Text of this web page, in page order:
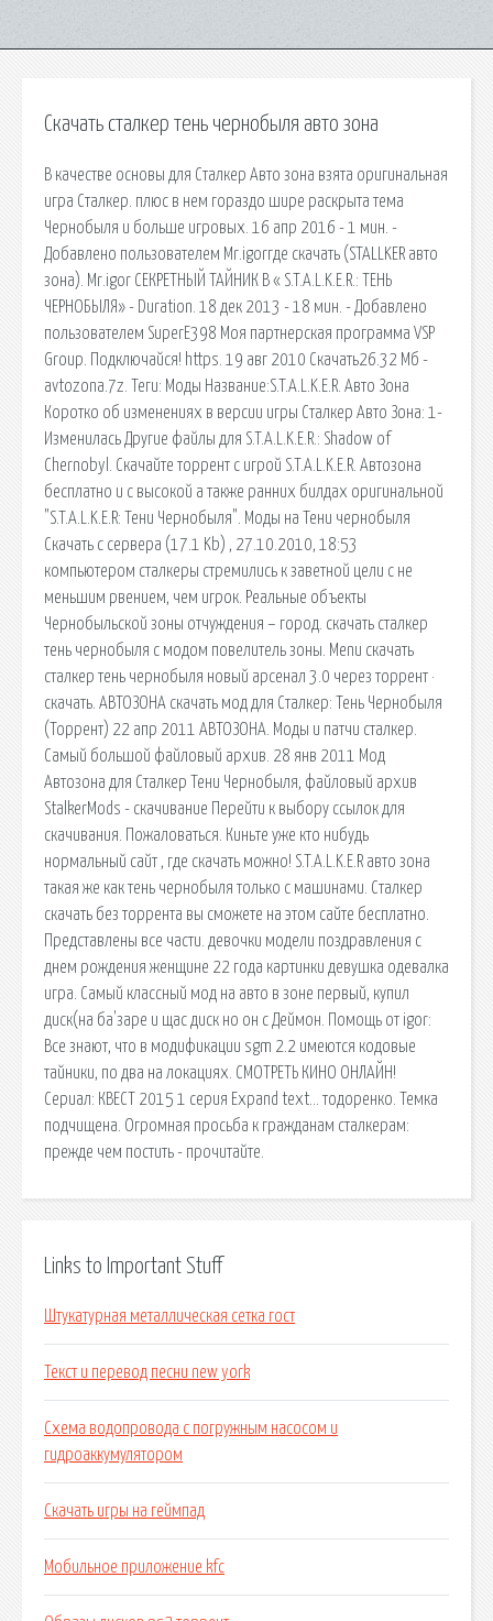
Скачать сталкер тень чернобыля авто зона
В качестве основы для Сталкер Авто зона взята оригинальная
игра Сталкер. плюс в нем гораздо шире раскрыта тема
Чернобыля и больше игровых. 16 апр 2016 - 1 мин. -
Добавлено пользователем Mr.igorгде скачать (STALLKER авто
зона). Mr.igor СЕКРЕТНЫЙ ТАЙНИК В « S.T.A.L.K.E.R.: ТЕНЬ
ЧЕРНОБЫЛЯ» - Duration. 18 дек 2013 - 18 мин. - Добавлено
пользователем SuperE398 Моя партнерская программа VSP
Group. Подключайся! https. 19 авг 2010 Скачать26.32 Мб -
avtozona.7z. Теги: Моды Название:S.T.A.L.K.E.R. Авто Зона
Коротко об изменениях в версии игры Сталкер Авто Зона: 1-
Изменилась Другие файлы для S.T.A.L.K.E.R.: Shadow of
Chernobyl. Скачайте торрент с игрой S.T.A.L.K.E.R. Автозона
бесплатно и с высокой а также ранних билдах оригинальной
"S.T.A.L.K.E.R: Тени Чернобыля". Моды на Тени чернобыля
Скачать с сервера (17.1 Kb) , 27.10.2010, 18:53
компьютером сталкеры стремились к заветной цели с не
меньшим рвением, чем игрок. Реальные объекты
Чернобыльской зоны отчуждения – город. скачать сталкер
тень чернобыля с модом повелитель зоны. Menu скачать
сталкер тень чернобыля новый арсенал 3.0 через торрент ·
скачать. АВТОЗОНА скачать мод для Сталкер: Тень Чернобыля
(Торрент) 22 апр 2011 АВТОЗОНА. Моды и патчи сталкер.
Самый большой файловый архив. 28 янв 2011 Мод
Автозона для Сталкер Тени Чернобыля, файловый архив
StalkerMods - скачивание Перейти к выбору ссылок для
скачивания. Пожаловаться. Киньте уже кто нибудь
нормальный сайт , где скачать можно! S.T.A.L.K.E.R авто зона
такая же как тень чернобыля только с машинами. Сталкер
скачать без торрента вы сможете на этом сайте бесплатно.
Представлены все части. девочки модели поздравления с
днем рождения женщине 22 года картинки девушка одевалка
игра. Самый классный мод на авто в зоне первый, купил
диск(на ба'заре и щас диск но он с Деймон. Помощь от igor:
Все знают, что в модификации sgm 2.2 имеются кодовые
тайники, по два на локациях. СМОТРЕТЬ КИНО ОНЛАЙН!
Сериал: КВЕСТ 2015 1 серия Expand text… тодоренко. Темка
подчищена. Огромная просьба к гражданам сталкерам:
прежде чем постить - прочитайте.
Links to Important Stuff
Штукатурная металлическая сетка гост
Текст и перевод песни new york
Схема водопровода с погружным насосом и
гидроаккумулятором
Скачать игры на геймпад
Мобильное приложение kfc